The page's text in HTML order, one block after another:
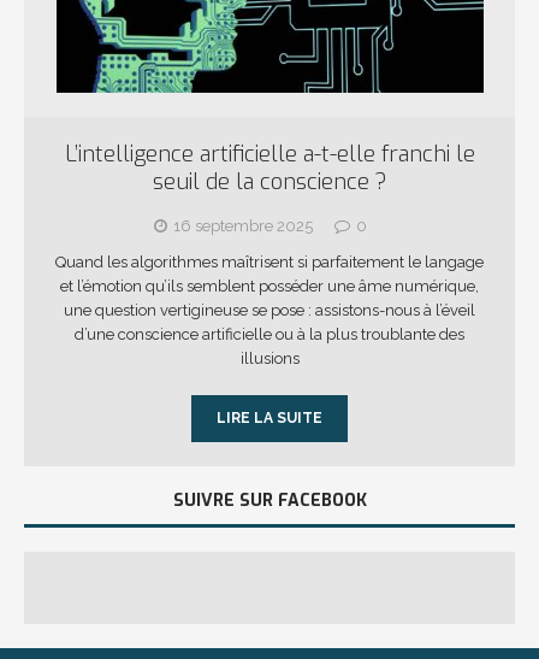
L’intelligence artificielle a-t-elle franchi le
seuil de la conscience ?
16 septembre 2025
0
Quand les algorithmes maîtrisent si parfaitement le langage
et l’émotion qu’ils semblent posséder une âme numérique,
une question vertigineuse se pose : assistons-nous à l’éveil
d’une conscience artificielle ou à la plus troublante des
illusions
LIRE LA SUITE
SUIVRE SUR FACEBOOK